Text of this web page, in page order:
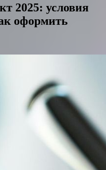
2025: условия
оформить